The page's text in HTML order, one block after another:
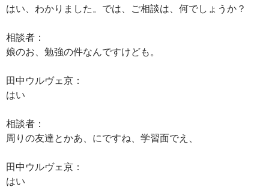
はい、わかりました。では、ご相談は、何でしょうか？
相談者：
娘のお、勉強の件なんですけども。
田中ウルヴェ京：
はい
相談者：
周りの友達とかあ、にですね、学習面でえ、
田中ウルヴェ京：
はい